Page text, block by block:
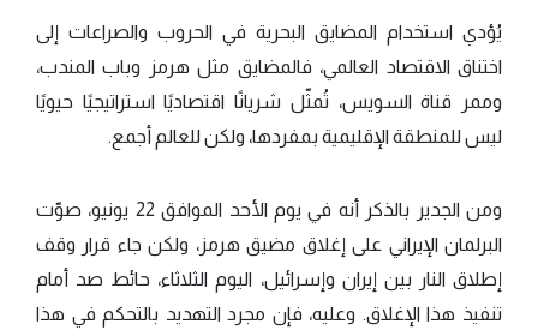
يُؤدي استخدام المضايق البحرية في الحروب والصراعات إلى
اختناق الاقتصاد العالمي، فالمضايق مثل هرمز وباب المندب،
وممر قناة السويس، تُمثّل شريانًا اقتصاديًا استراتيجيًا حيويًا
ليس للمنطقة الإقليمية بمفردها، ولكن للعالم أجمع.
ومن الجدير بالذكر أنه في يوم الأحد الموافق 22 يونيو، صوّت
البرلمان الإيراني على إغلاق مضيق هرمز، ولكن جاء قرار وقف
إطلاق النار بين إيران وإسرائيل، اليوم الثلاثاء، حائط صد أمام
تنفيذ هذا الإغلاق. وعليه، فإن مجرد التهديد بالتحكم في هذا